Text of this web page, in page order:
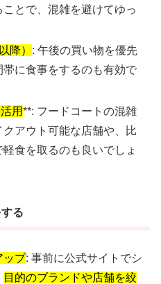
とで、混雑を避けてゆっ
降） : 午後の買い物を優先
に食事をするのも有効で
用**: フードコートの混雑
アウト可能な店舗や、比
食を取るのも良いでしょ
る
ップ: 事前に公式サイトでシ
目的のブランドや店舗を絞